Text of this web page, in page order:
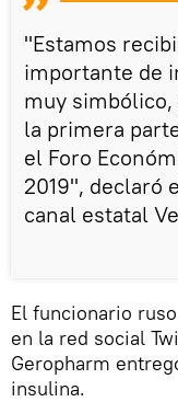
"Estamos
importante de
muy
la primera
el Foro
2019", declaró
canal estatal
El funcionario
en la red social
Geropharm
insulina.